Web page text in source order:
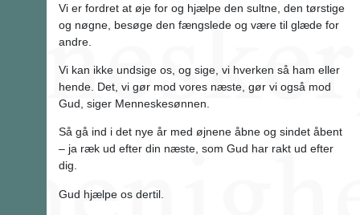
Vi er fordret at øje for og hjælpe den sultne, den tørstige
og nøgne, besøge den fængslede og være til glæde for
andre.
Vi kan ikke undsige os, og sige, vi hverken så ham eller
hende. Det, vi gør mod vores næste, gør vi også mod
Gud, siger Menneskesønnen.
Så gå ind i det nye år med øjnene åbne og sindet åbent
– ja ræk ud efter din næste, som Gud har rakt ud efter
dig.
Gud hjælpe os dertil.